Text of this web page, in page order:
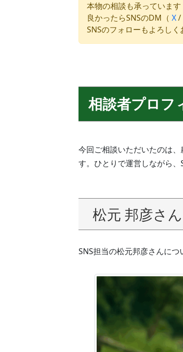
本物の相談も承っています
良かったらSNSのDM（ X/
SNSのフォローもよろし
相談者プロフ
今回ご相談いただいたのは
す。ひとりで運営しながら、
松元 邦彦さん
SNS担当の松元邦彦さんにつ